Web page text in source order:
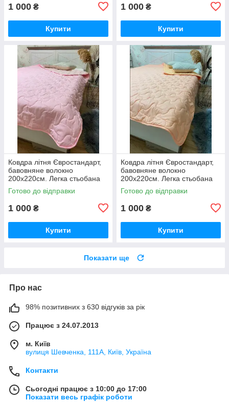
1 000 ₴
Купити
1 000 ₴
Купити
Ковдра літня Євростандарт,
бавовняне волокно
200х220см. Легка стьобана
ковдра ТМ ODA.
Готово до відправки
1 000 ₴
Купити
Ковдра літня Євростандарт,
бавовняне волокно
200х220см. Легка стьобана
ковдра ТМ ODA.
Готово до відправки
1 000 ₴
Купити
Показати ще
Про нас
98% позитивних з 630 відгуків за рік
Працює з 24.07.2013
м. Київ
вулиця Шевченка, 111A, Київ, Україна
Контакти
Сьогодні працює з 10:00 до 17:00
Показати весь графік роботи